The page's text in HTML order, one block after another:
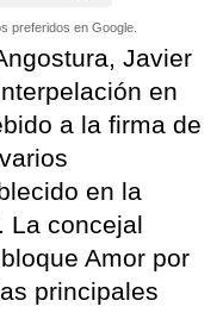
preferidos en Google.
Javier
en
a la firma de
en la
La concejal
Amor por
principales